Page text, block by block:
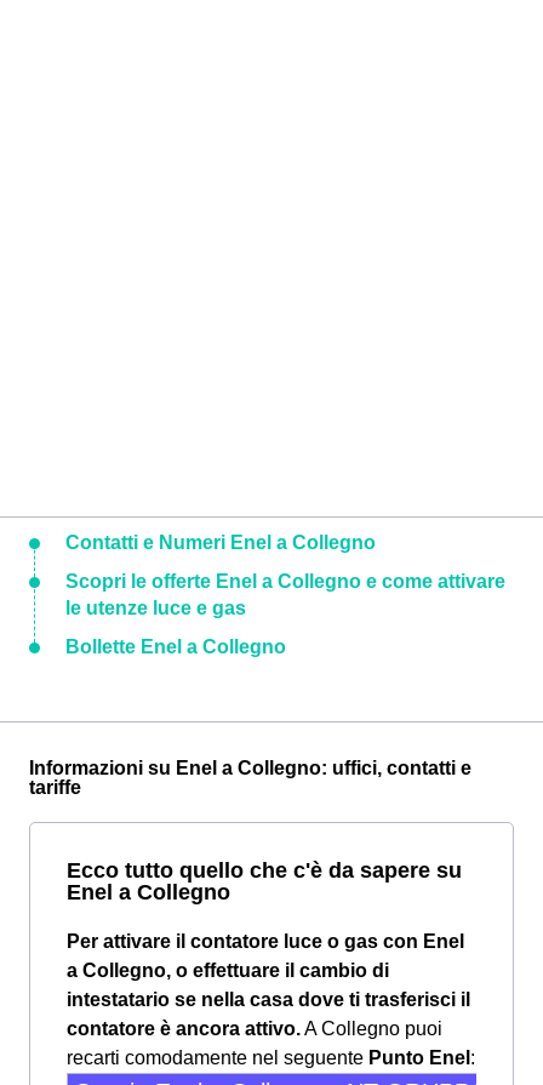
Contatti e Numeri Enel a Collegno
Scopri le offerte Enel a Collegno e come attivare
le utenze luce e gas
Bollette Enel a Collegno
Informazioni su Enel a Collegno: uffici, contatti e
tariffe
Ecco tutto quello che c'è da sapere su
Enel a Collegno
Per attivare il contatore luce o gas con Enel
a Collegno, o effettuare il cambio di
intestatario se nella casa dove ti trasferisci il
contatore è ancora attivo.A Collegno puoi
recarti comodamente nel seguente Punto Enel :